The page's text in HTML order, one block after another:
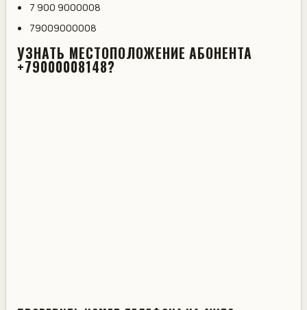
7 900 9000008
79009000008
УЗНАТЬ МЕСТОПОЛОЖЕНИЕ АБОНЕНТА
+79000008148?